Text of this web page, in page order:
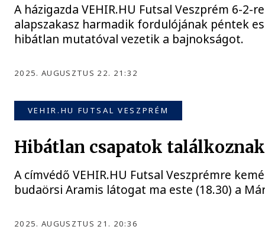
A házigazda VEHIR.HU Futsal Veszprém 6-2-
alapszakasz harmadik fordulójának péntek
hibátlan mutatóval vezetik a bajnokságot.
2025. AUGUSZTUS 22. 21:32
VEHIR.HU FUTSAL VESZPRÉM
Hibátlan csapatok találkoznak
A címvédő VEHIR.HU Futsal Veszprémre
budaörsi Aramis látogat ma este (18.30) a
2025. AUGUSZTUS 21. 20:36